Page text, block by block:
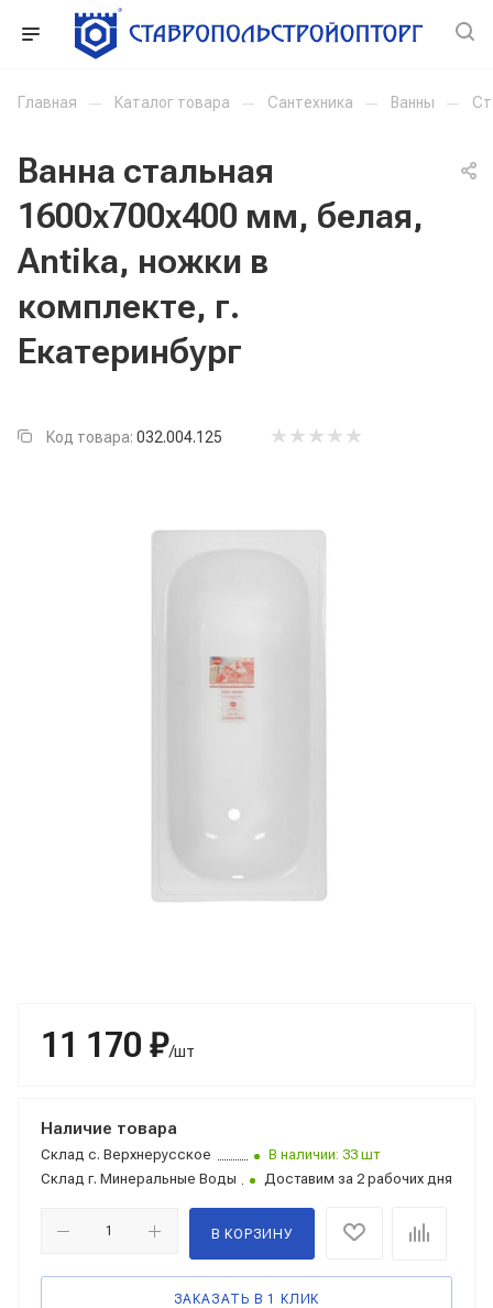
Главная — Каталог товара — Сантехника — Ванны —
Ванна стальная
1600x700x400 мм, белая,
Antika, ножки в
комплекте, г.
Екатеринбург
Код товара: 032.004.125
11 170 ₽/шт
Наличие товара
Склад с. Верхнерусское
В наличии: 33 шт
Склад г. Минеральные Воды Доставим за 2 рабочих дня
В КОРЗИНУ
ЗАКАЗАТЬ В 1 КЛИК